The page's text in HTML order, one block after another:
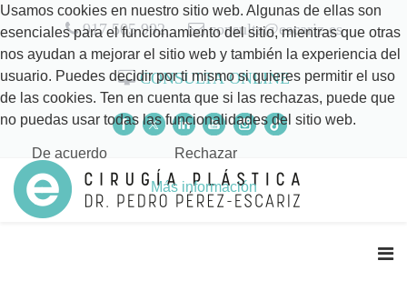
917 505 992 consulta@escariz.es
CONSULTA ONLINE
Usamos cookies en nuestro sitio web. Algunas de ellas son
esenciales para el funcionamiento del sitio, mientras que otras
nos ayudan a mejorar el sitio web y también la experiencia del
usuario. Puedes decidir por ti mismo si quieres permitir el uso
de las cookies. Ten en cuenta que si las rechazas, puede que
no puedas usar todas las funcionalidades del sitio web.
De acuerdo Rechazar
Más información